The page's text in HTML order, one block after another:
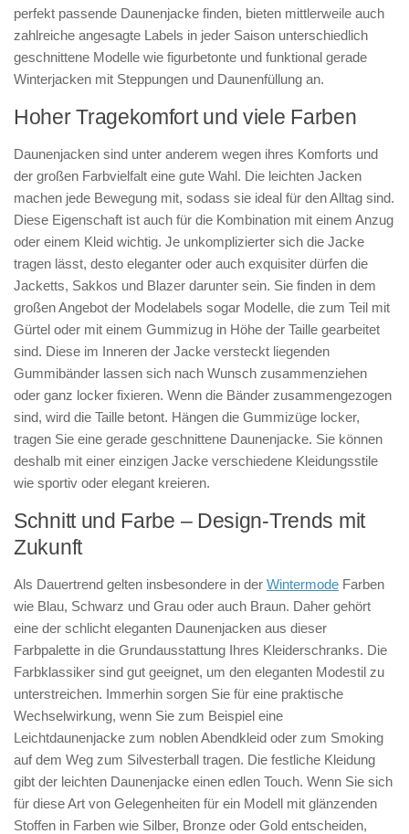
perfekt passende Daunenjacke finden, bieten mittlerweile auch
zahlreiche angesagte Labels in jeder Saison unterschiedlich
geschnittene Modelle wie figurbetonte und funktional gerade
Winterjacken mit Steppungen und Daunenfüllung an.
Hoher Tragekomfort und viele Farben
Daunenjacken sind unter anderem wegen ihres Komforts und
der großen Farbvielfalt eine gute Wahl. Die leichten Jacken
machen jede Bewegung mit, sodass sie ideal für den Alltag sind.
Diese Eigenschaft ist auch für die Kombination mit einem Anzug
oder einem Kleid wichtig. Je unkomplizierter sich die Jacke
tragen lässt, desto eleganter oder auch exquisiter dürfen die
Jacketts, Sakkos und Blazer darunter sein. Sie finden in dem
großen Angebot der Modelabels sogar Modelle, die zum Teil mit
Gürtel oder mit einem Gummizug in Höhe der Taille gearbeitet
sind. Diese im Inneren der Jacke versteckt liegenden
Gummibänder lassen sich nach Wunsch zusammenziehen
oder ganz locker fixieren. Wenn die Bänder zusammengezogen
sind, wird die Taille betont. Hängen die Gummizüge locker,
tragen Sie eine gerade geschnittene Daunenjacke. Sie können
deshalb mit einer einzigen Jacke verschiedene Kleidungsstile
wie sportiv oder elegant kreieren.
Schnitt und Farbe – Design-Trends mit
Zukunft
Als Dauertrend gelten insbesondere in der Wintermode Farben
wie Blau, Schwarz und Grau oder auch Braun. Daher gehört
eine der schlicht eleganten Daunenjacken aus dieser
Farbpalette in die Grundausstattung Ihres Kleiderschranks. Die
Farbklassiker sind gut geeignet, um den eleganten Modestil zu
unterstreichen. Immerhin sorgen Sie für eine praktische
Wechselwirkung, wenn Sie zum Beispiel eine
Leichtdaunenjacke zum noblen Abendkleid oder zum Smoking
auf dem Weg zum Silvesterball tragen. Die festliche Kleidung
gibt der leichten Daunenjacke einen edlen Touch. Wenn Sie sich
für diese Art von Gelegenheiten für ein Modell mit glänzenden
Stoffen in Farben wie Silber, Bronze oder Gold entscheiden,